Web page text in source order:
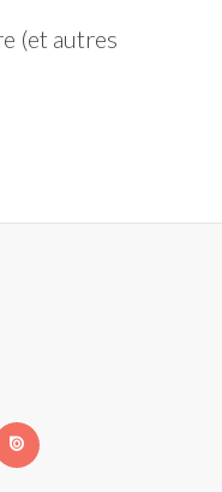
(et autres